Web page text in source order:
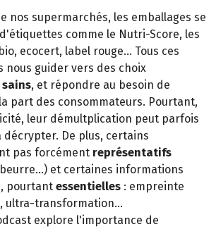
nos supermarchés, les emballages se
comme le Nutri-Score, les
ecocert, label rouge... Tous ces
nous guider vers des choix
sains, et répondre au besoin de
part des consommateurs. Pourtant,
leur démultplication peut parfois
De plus, certains
pas forcément représentatifs
et certaines informations
pourtant essentielles : empreinte
ultra-transformation...
explore l'importance de